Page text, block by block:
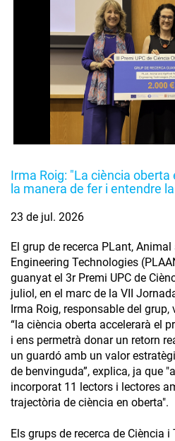
Irma Roig: "La ciència oberta
la manera de fer i entendre
23 de jul. 2026
El grup de recerca PLant,
Engineering Technologies
guanyat el 3r Premi UPC de
juliol, en el marc de la VII
Irma Roig, responsable del
“la ciència oberta accelerarà el
i ens permetrà donar un retorn
un guardó amb un valor
de benvinguda”, explica, ja que
incorporat 11 lectors i lectores
trajectòria de ciència en oberta".
Els grups de recerca de Ciència